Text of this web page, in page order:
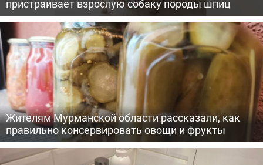
пристраивает взрослую собаку породы шпиц
Жителям Мурманской области рассказали, как
правильно консервировать овощи и фрукты